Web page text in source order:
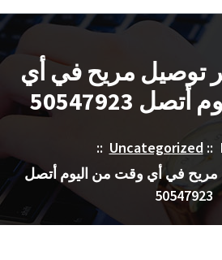
توصيل مريح في أي
50547923
::
Uncategorized
::
في أي وقت من اليوم أتصل
50547923